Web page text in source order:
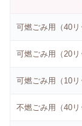
可燃ごみ用（40リ
可燃ごみ用（20リ
可燃ごみ用（10リ
不燃ごみ用（40リ